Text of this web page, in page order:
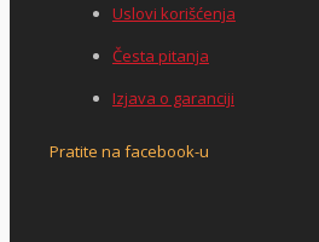
Uslovi korišćenja
Česta pitanja
Izjava o garanciji
Pratite na facebook-u